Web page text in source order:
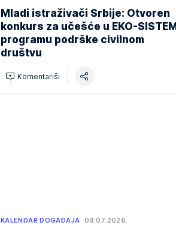
Mladi istraživači Srbije: Otvoren
konkurs za učešće u EKO-SISTEM
programu podrške civilnom
društvu
Komentariši
KALENDAR DOGAĐAJA 08.07.2026.